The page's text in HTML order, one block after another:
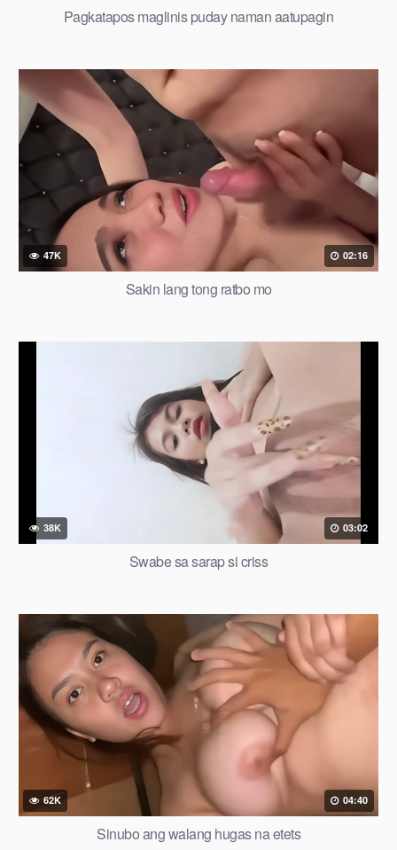
Pagkatapos maglinis puday naman aatupagin
47K 02:16
Sakin lang tong ratbo mo
38K 03:02
Swabe sa sarap si criss
62K 04:40
Sinubo ang walang hugas na etets